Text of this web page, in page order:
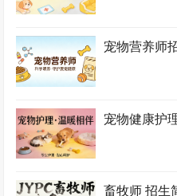
宠物营养师
宠物健康护
畜牧师 招生